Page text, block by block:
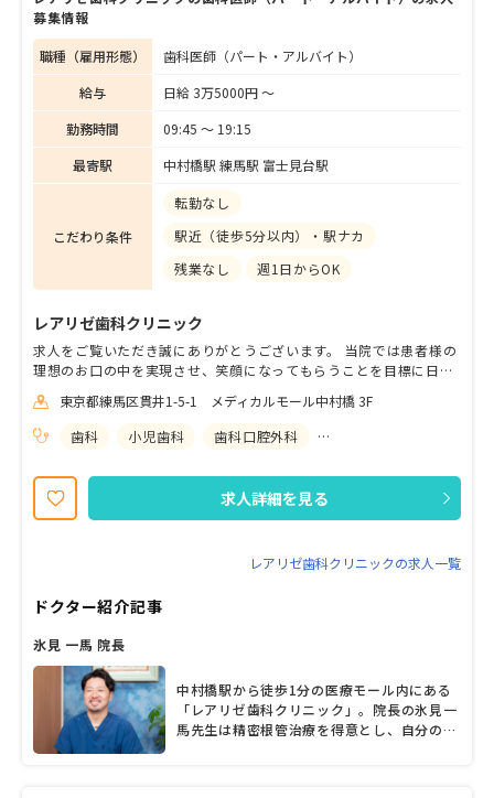
募集情報
職種（雇用形態）
歯科医師（パート・アルバイト）
給与
日給 3万5000円 〜
勤務時間
09:45 〜 19:15
最寄駅
中村橋駅 練馬駅 富士見台駅
こだわり条件
転勤なし
駅近（徒歩5分以内）・駅ナカ
残業なし
週1日からOK
レアリゼ歯科クリニック
求人をご覧いただき誠にありがとうございます。 当院では患者様の
理想のお口の中を実現させ、笑顔になってもらうことを目標に日々
5年目、6年目、15年目)、受付・助手6名で運営を行っています。
休診日: 日曜、祝日(振替出勤なし) 今回は来年度からの木曜診療開
始のため、新しいスタッフを募集しておりますので是非見学など来
す。
東京都練馬区貫井1-5-1 メディカルモール中村橋 3F
歯科
小児歯科 歯科口腔外科 矯正歯科
求人詳細を見る
レアリゼ歯科クリニックの求人一覧
ドクター紹介記事
氷見 一馬 院長
中村橋駅から徒歩1分の医療モール内にある
「レアリゼ歯科クリニック」。院長の氷見一
馬先生は精密根管治療を得意とし、自分の歯